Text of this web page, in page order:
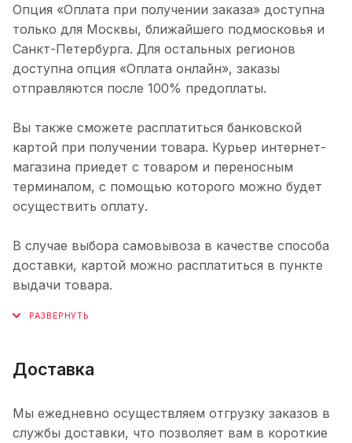
Опция «Оплата при получении заказа» доступна
только для Москвы, ближайшего подмосковья и
Санкт-Петербурга. Для остальных регионов
доступна опция «Оплата онлайн», заказы
отправляются после 100% предоплаты.
Вы также сможете расплатиться банковской
картой при получении товара. Курьер интернет-
магазина приедет с товаром и переносным
терминалом, с помощью которого можно будет
осуществить оплату.
В случае выбора самовывоза в качестве способа
доставки, картой можно расплатиться в пункте
выдачи товара.
Доставка
Мы ежедневно осуществляем отгрузку заказов в
службы доставки, что позволяет вам в короткие